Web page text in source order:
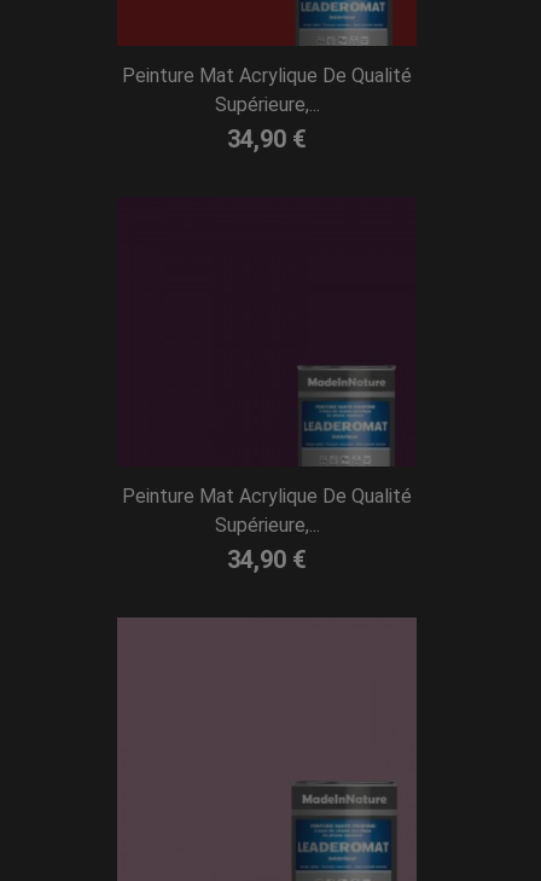
Peinture Mat Acrylique De Qualité
Supérieure,...
34,90 €
Peinture Mat Acrylique De Qualité
Supérieure,...
34,90 €